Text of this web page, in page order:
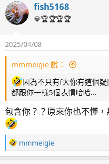
24/6/27好久
換水完拍拍
fish5168
💎🏆🏆🏆🏆
2025/04/08
mmmeigie 說：
因為不只有f大你有這個
都跟你一樣5個表情哈哈...
包含你？？原來你也不懂
R
e
mmmeigie